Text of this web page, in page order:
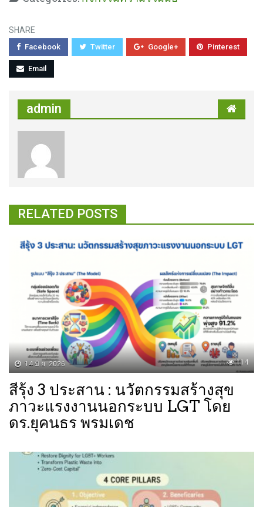
SHARE
Facebook Twitter Google+ Pinterest
Email
admin
RELATED POSTS
14 มิ.ย. 2026 114
สีรุ้ง 3 ประสาน : นวัตกรรมสร้างสุข
ภาวะแรงงานนอกระบบ LGT โดย
ดร.ยุคนธร พรมเดช